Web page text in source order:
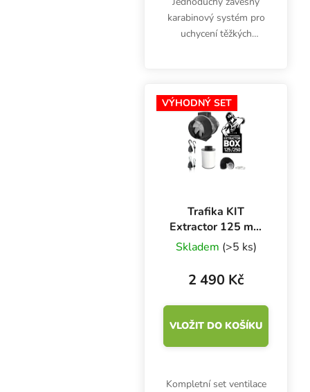
karabinový systém pro
uchycení těžkých
ventilátory, výbojky se
stínidly apod. Lanko je
dlouhé...
VÝHODNÝ SET
Trafika KIT
Extractor 125 mm
/ 250 m3/h,
kompletní set
ventilace
Skladem (>5 ks)
2 490 Kč
VLOŽIT DO KOŠÍKU
Kompletní set ventilace